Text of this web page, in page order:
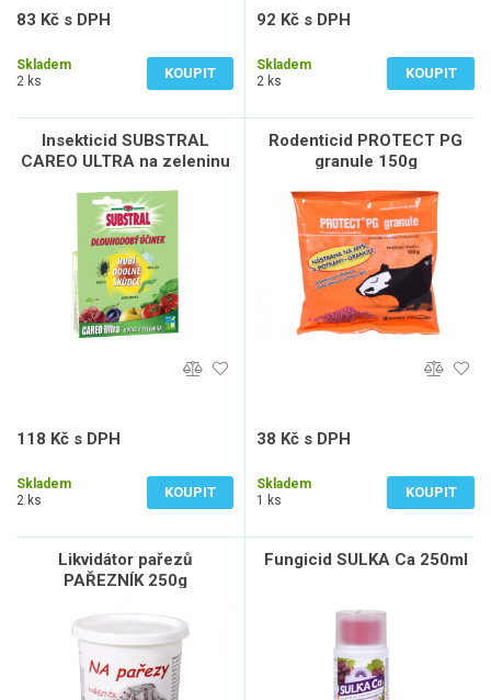
83 Kč s DPH
Skladem
2 ks
KOUPIT
92 Kč s DPH
Skladem
2 ks
KOUPIT
Insekticid SUBSTRAL
CAREO ULTRA na zeleninu
118 Kč s DPH
Skladem
2 ks
KOUPIT
Rodenticid PROTECT PG
granule 150g
38 Kč s DPH
Skladem
1 ks
KOUPIT
Likvidátor pařezů
PAŘEZNÍK 250g
Fungicid SULKA Ca 250ml